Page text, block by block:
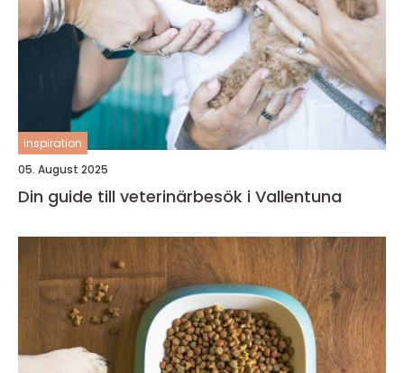
inspiration
05. August 2025
Din guide till veterinärbesök i Vallentuna